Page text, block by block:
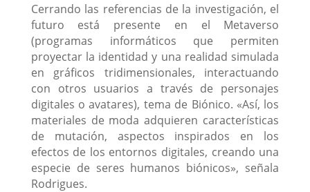
Cerrando las referencias de la investigación, el
futuro está presente en el Metaverso
(programas informáticos que permiten
proyectar la identidad y una realidad simulada
en gráficos tridimensionales, interactuando
con otros usuarios a través de personajes
digitales o avatares), tema de Biónico. «Así, los
materiales de moda adquieren características
de mutación, aspectos inspirados en los
efectos de los entornos digitales, creando una
especie de seres humanos biónicos», señala
Rodrigues.